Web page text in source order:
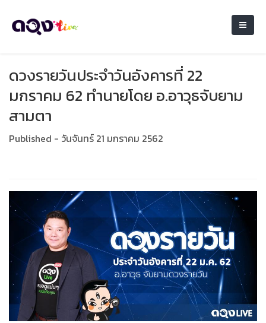
ดวงรายวันประจำวันอังคารที่ 22
มกราคม 62 ทำนายโดย อ.อาวุธจับยาม
สามตา
Published - วันจันทร์ 21 มกราคม 2562